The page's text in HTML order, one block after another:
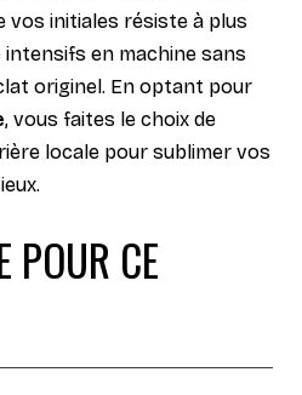
vos initiales résiste à plus
intensifs en machine sans
originel. En optant pour
, vous faites le choix de
locale pour sublimer vos
POUR CE